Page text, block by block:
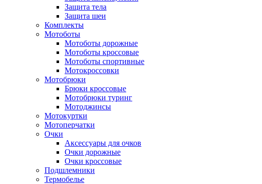
Защита тела
Защита шеи
Комплекты
Мотоботы
Мотоботы дорожные
Мотоботы кроссовые
Мотоботы спортивные
Мотокроссовки
Мотобрюки
Брюки кроссовые
Мотобрюки туринг
Мотоджинсы
Мотокуртки
Мотоперчатки
Очки
Аксессуары для очков
Очки дорожные
Очки кроссовые
Подшлемники
Термобелье